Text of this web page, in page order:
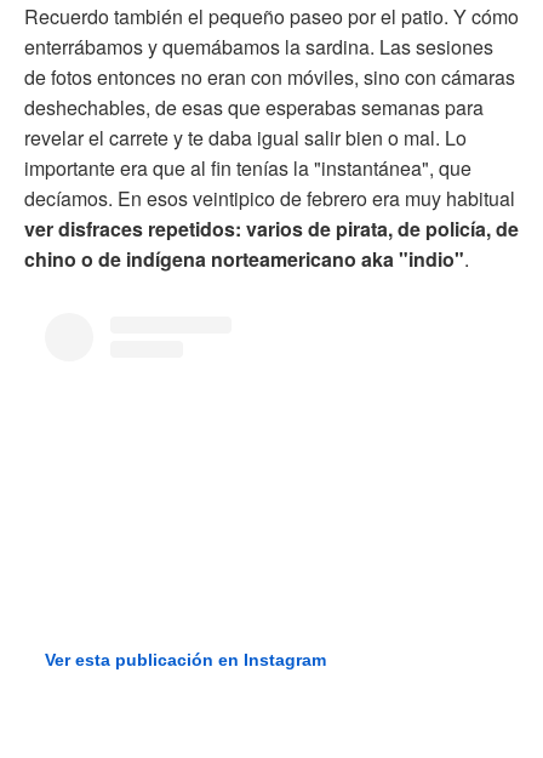
Recuerdo también el pequeño paseo por el patio. Y cómo
enterrábamos y quemábamos la sardina. Las sesiones
de fotos entonces no eran con móviles, sino con cámaras
deshechables, de esas que esperabas semanas para
revelar el carrete y te daba igual salir bien o mal. Lo
importante era que al fin tenías la "instantánea", que
decíamos. En esos veintipico de febrero era muy habitual
ver disfraces repetidos: varios de pirata, de policía, de
chino o de indígena norteamericano aka "indio".
Ver esta publicación en Instagram